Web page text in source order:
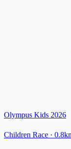
Olympus Kids 2026
Children Race ·